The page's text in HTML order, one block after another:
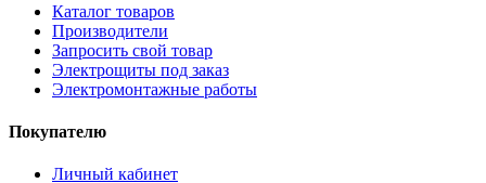
Каталог товаров
Производители
Запросить свой товар
Электрощиты под заказ
Электромонтажные работы
Покупателю
Личный кабинет